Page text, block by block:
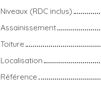
Niveaux (RDC inclus)
Assainissement
Toiture
Localisation
Référence